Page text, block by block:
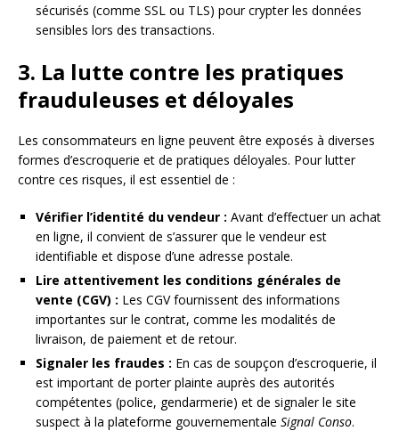
sécurisés (comme SSL ou TLS) pour crypter les données
sensibles lors des transactions.
3. La lutte contre les pratiques
frauduleuses et déloyales
Les consommateurs en ligne peuvent être exposés à diverses
formes d’escroquerie et de pratiques déloyales. Pour lutter
contre ces risques, il est essentiel de :
Vérifier l’identité du vendeur : Avant d’effectuer un achat
en ligne, il convient de s’assurer que le vendeur est
identifiable et dispose d’une adresse postale.
Lire attentivement les conditions générales de
vente (CGV) : Les CGV fournissent des informations
importantes sur le contrat, comme les modalités de
livraison, de paiement et de retour.
Signaler les fraudes : En cas de soupçon d’escroquerie, il
est important de porter plainte auprès des autorités
compétentes (police, gendarmerie) et de signaler le site
suspect à la plateforme gouvernementale Signal Conso.